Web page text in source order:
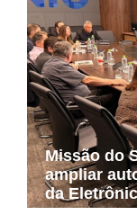
Missão do
ampliar
da